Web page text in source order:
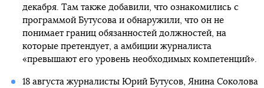
декабря. Там также добавили, что ознакомились с
программой Бутусова и обнаружили, что он не
понимает границ обязанностей должностей, на
которые претендует, а амбиции журналиста
«превышают его уровень необходимых компетенций».
18 августа журналисты Юрий Бутусов, Янина Соколова